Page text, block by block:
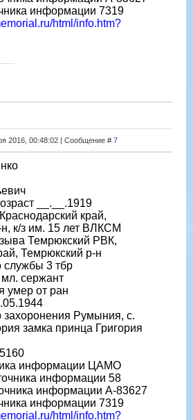
информации 7319
html/info.htm?
2016, 00:48:02 | Сообщение # 7
__.__.1919
край,
н, к/з им. 15 лет ВЛКСМ
Темрюкский РВК,
Темрюкский р-н
службы 3 тбр
сержант
умер от ран
захоронения Румыния, с.
замка принца Григория
информации ЦАМО
информации 58
информации А-83627
информации 7319
html/info.htm?